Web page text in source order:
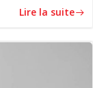
Lire la suite